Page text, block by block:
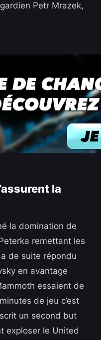
Petr Mrazek,
la
la domination de
remettant les
de suite répondu
en avantage
essaient de
de jeu c’est
un second but
exploser le United